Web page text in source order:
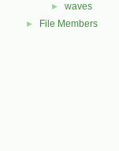
► waves
► File Members